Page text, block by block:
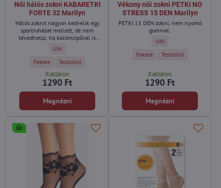
Női hálós zokni KABARETKI
FORTE 32 Marilyn
Hálós zoknit nagyon kedvelik egy
sportruházat mellett, de nem
tévedhetsz, ha körömcipőval is
Női hálós zokni KABARETKI FORTE 32 Marilyn - Méret:
UNI
Női hálós zokni KABARETKI FORTE 32 Marilyn - Szín:
Fekete Női hálós zokni KABARETKI FORTE 32 Marilyn - Szín:
Testszínű
Raktáron
1290 Ft
Megnézni
Vékony női zokni PETKI NO
STRESS 15 DEN Marilyn
PETKI 15 DEN zokni, nem nyomó
gumival.
Vékony női zokni PETKI
UNI
Vékony női zokni PETKI NO
Fekete Vékony női zokni PETKI
Testszínű
Raktáron
1290 Ft
Megnézni
ÚJ